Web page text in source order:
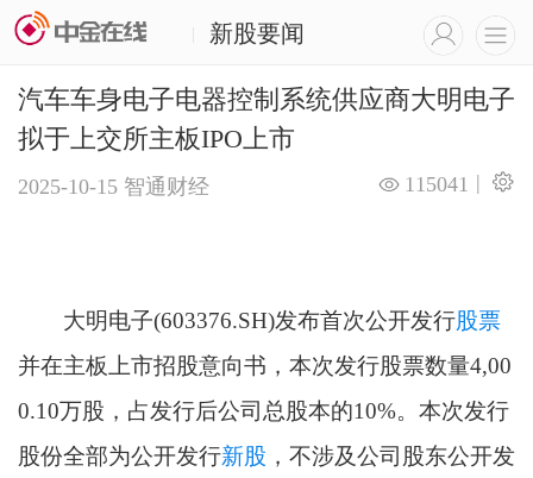
新股要闻
汽车车身电子电器控制系统供应商大明电子
拟于上交所主板IPO上市
2025-10-15 智通财经 |
115041
大明电子(603376.SH)发布首次公开发行股票
并在主板上市招股意向书，本次发行股票数量4,00
0.10万股，占发行后公司总股本的10%。本次发行
股份全部为公开发行新股 ，不涉及公司股东公开发